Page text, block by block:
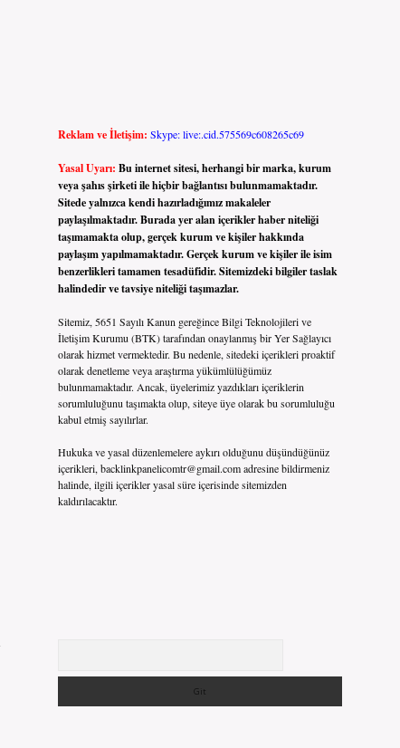
Reklam ve İletişim: Skype: live:.cid.575569c608265c69
Yasal Uyarı: Bu internet sitesi, herhangi bir marka, kurum
veya şahıs şirketi ile hiçbir bağlantısı bulunmamaktadır.
Sitede yalnızca kendi hazırladığımız makaleler
paylaşılmaktadır. Burada yer alan içerikler haber niteliği
taşımamakta olup, gerçek kurum ve kişiler hakkında
paylaşım yapılmamaktadır. Gerçek kurum ve kişiler ile isim
benzerlikleri tamamen tesadüfidir. Sitemizdeki bilgiler taslak
halindedir ve tavsiye niteliği taşımazlar.
Sitemiz, 5651 Sayılı Kanun gereğince Bilgi Teknolojileri ve
İletişim Kurumu (BTK) tarafından onaylanmış bir Yer Sağlayıcı
olarak hizmet vermektedir. Bu nedenle, sitedeki içerikleri proaktif
olarak denetleme veya araştırma yükümlülüğümüz
bulunmamaktadır. Ancak, üyelerimiz yazdıkları içeriklerin
sorumluluğunu taşımakta olup, siteye üye olarak bu sorumluluğu
kabul etmiş sayılırlar.
Hukuka ve yasal düzenlemelere aykırı olduğunu düşündüğünüz
içerikleri, backlinkpanelicomtr@gmail.comadresine bildirmeniz
halinde, ilgili içerikler yasal süre içerisinde sitemizden
kaldırılacaktır.